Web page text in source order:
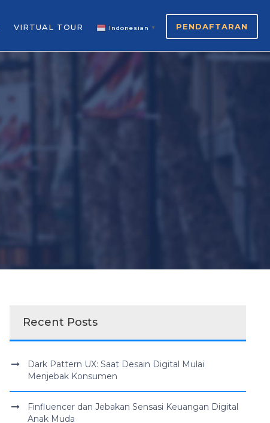
VIRTUAL TOUR Indonesian ▼ PENDAFTARAN
Recent Posts
Dark Pattern UX: Saat Desain Digital Mulai
Menjebak Konsumen
Finfluencer dan Jebakan Sensasi Keuangan Digital
Anak Muda